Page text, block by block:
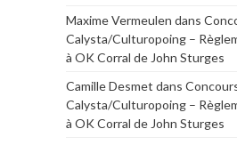
Maxime Vermeulen dans
Calysta/Culturopoing –
à OK Corral de John Sturges
Camille Desmet dans
Calysta/Culturopoing –
à OK Corral de John Sturges